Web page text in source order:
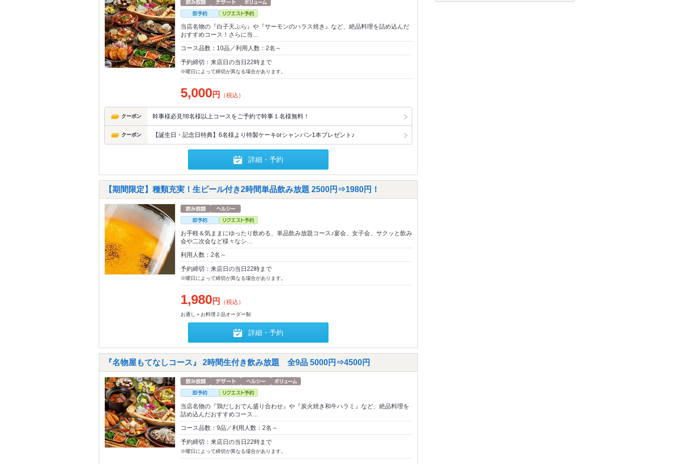
当店名物の『白子天ぷら』や『サーモンのハラス焼き』など、絶品料理を詰め込んだ
おすすめコース！さらに当…
コース品数：10品／利用人数：2名～
予約締切：来店日の当日22時まで
※曜日によって締切が異なる場合があります。
5,000円 （税込）
クーポン 幹事様必見!!8名様以上コースをご予約で幹事１名様無料！
クーポン 【誕生日・記念日特典】6名様より特製ケーキorシャンパン1本プレゼント♪
詳細・予約
【期間限定】種類充実！生ビール付き2時間単品飲み放題 2500円⇒1980円！
お手軽＆気ままにゆったり飲める、単品飲み放題コース♪宴会、女子会、サクッと飲み
会や二次会など様々なシ…
利用人数：2名～
予約締切：来店日の当日22時まで
※曜日によって締切が異なる場合があります。
1,980円 （税込）
お通し＋お料理２品オーダー制
詳細・予約
『名物屋もてなしコース』 2時間生付き飲み放題 全9品 5000円⇒4500円
当店名物の『鶏だしおでん盛り合わせ』や『炭火焼き和牛ハラミ』など、絶品料理を
詰め込んだおすすめコース…
コース品数：9品／利用人数：2名～
予約締切：来店日の当日22時まで
※曜日によって締切が異なる場合があります。